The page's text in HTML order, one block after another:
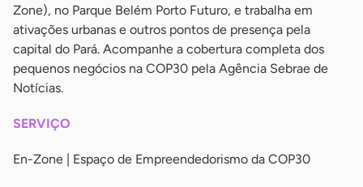
Zone), no Parque Belém Porto Futuro, e trabalha em
ativações urbanas e outros pontos de presença pela
capital do Pará. Acompanhe a cobertura completa dos
pequenos negócios na COP30 pela Agência Sebrae de
Notícias.
SERVIÇO
En-Zone | Espaço de Empreendedorismo da COP30